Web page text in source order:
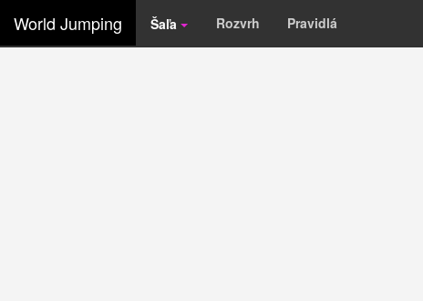
World Jumping Šaľa Rozvrh Pravidlá